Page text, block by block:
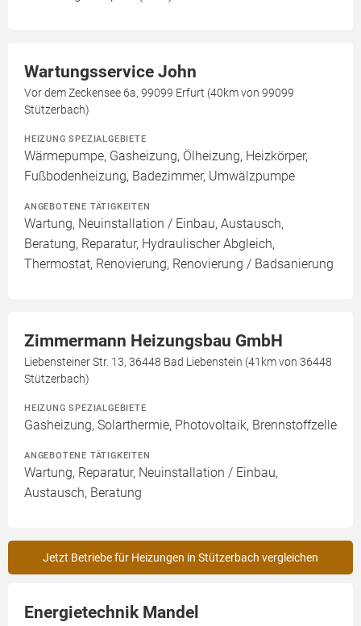
Wartungsservice John
Vor dem Zeckensee 6a, 99099 Erfurt (40km von 99099
Stützerbach)
HEIZUNG SPEZIALGEBIETE
Wärmepumpe, Gasheizung, Ölheizung, Heizkörper,
Fußbodenheizung, Badezimmer, Umwälzpumpe
ANGEBOTENE TÄTIGKEITEN
Wartung, Neuinstallation / Einbau, Austausch,
Beratung, Reparatur, Hydraulischer Abgleich,
Thermostat, Renovierung, Renovierung / Badsanierung
Zimmermann Heizungsbau GmbH
Liebensteiner Str. 13, 36448 Bad Liebenstein (41km von 36448
Stützerbach)
HEIZUNG SPEZIALGEBIETE
Gasheizung, Solarthermie, Photovoltaik, Brennstoffzelle
ANGEBOTENE TÄTIGKEITEN
Wartung, Reparatur, Neuinstallation / Einbau,
Austausch, Beratung
Jetzt Betriebe für Heizungen in Stützerbach vergleichen
Energietechnik Mandel